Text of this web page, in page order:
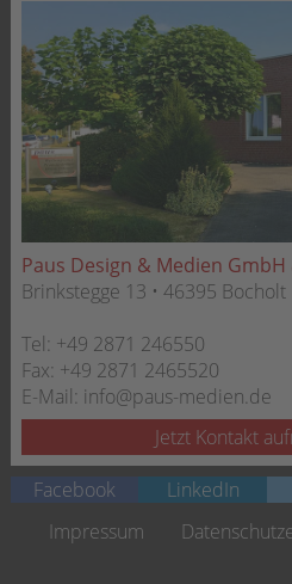
Paus Design & Medien GmbH
Brinkstegge 13 • 46395 Bocholt
Tel: +49 2871 246550
Fax: +49 2871 2465520
E-Mail: info@paus-medien.de
Jetzt Kontakt
Facebook
LinkedIn
Navigation
überspringen
Impressum